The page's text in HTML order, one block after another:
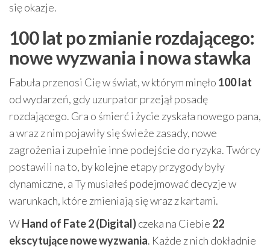
się okazje.
100 lat po zmianie rozdającego:
nowe wyzwania i nowa stawka
Fabuła przenosi Cię w świat, w którym minęło 100 lat
od wydarzeń, gdy uzurpator przejął posadę
rozdającego. Gra o śmierć i życie zyskała nowego pana,
a wraz z nim pojawiły się świeże zasady, nowe
zagrożenia i zupełnie inne podejście do ryzyka. Twórcy
postawili na to, by kolejne etapy przygody były
dynamiczne, a Ty musiałeś podejmować decyzje w
warunkach, które zmieniają się wraz z kartami.
WHand of Fate 2 (Digital)czeka na Ciebie 22
ekscytujące nowe wyzwania. Każde z nich dokładnie